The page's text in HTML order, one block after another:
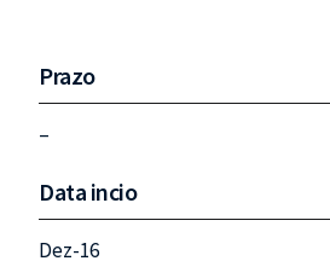
Prazo
–
Data incio
Dez-16